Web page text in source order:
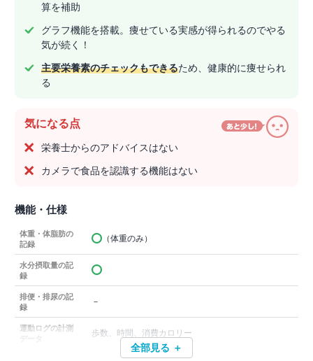
算を補助
グラフ機能を搭載。痩せている実感が得られるのでやる
気が続く！
主要栄養素のチェックもできるため、健康的に痩せられ
る
気になる点
栄養士からのアドバイスはない
カメラで食品を認識する機能はない
機能・仕様
体重・体脂肪の
記録
（体重のみ）
水分摂取量の記
録
排便・排尿の記
録
－
運動ログの計測
歩数、時間、消費カロリー
全部見る ＋